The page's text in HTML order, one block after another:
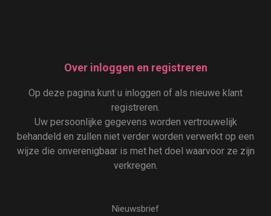
Over inloggen en registreren
Op deze pagina kunt u inloggen of als nieuwe klant
registreren.
Uw persoonlijke gegevens worden vertrouwelijk
behandeld en zullen niet verder worden verwerkt op een
wijze die onverenigbaar is met het doel waarvoor ze zijn
verkregen.
Nieuwsbrief